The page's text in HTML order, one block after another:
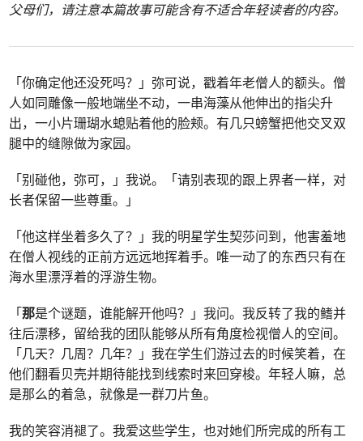
父母们，请注意本篇故事可能含有不适合年轻读者的内容。
「你确定他还没死吗？」弥可说，戳着年老僧人的额头。僧
人如同雕像一般地端坐不动，一串海藻从他伸出的指尖升
出，一小片珊瑚水螅贴着他的脸颊。有几只螃蟹把他交叉双
腿中的缝隙做为家园。
「别碰他，弥可，」我说。「请别表现的跟上界者一样，对
长者保留一些尊重。」
「他这样坐着多久了？」我的明星学生契莎问到，他害羞地
在僧人视线的正前方远远地挥着手。唯一动了的东西只有在
海水里漂浮着的浮游生物。
「那是个谜题，谁能解开他吗？」我问。我反转了我的鳍并
往后漂移，留给我的团队能够从所有角度检视僧人的空间。
「几天？几周？几年？」我在学生们游过去的时候笑着，在
他们翻看贝壳并期待能找到线索时来回穿梭。年轻人嘛，总
是那么的着急，就像是一群刀片鱼。
我的笑容消褪了。我爱这些学生，也对她们所完成的所有工